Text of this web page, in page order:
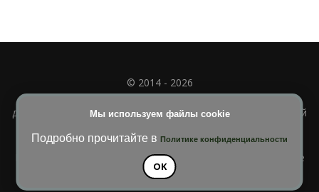
Мы используем файлы cookie
Подробно прочитайте в Политике конфиденциальности
OK
© 2014 - 2026
Полное или частичное использование материала
допускается только при наличии активной и индексируемой
Blossom Diva | РазработанаТемы Blossom
. На платформе
WordPress